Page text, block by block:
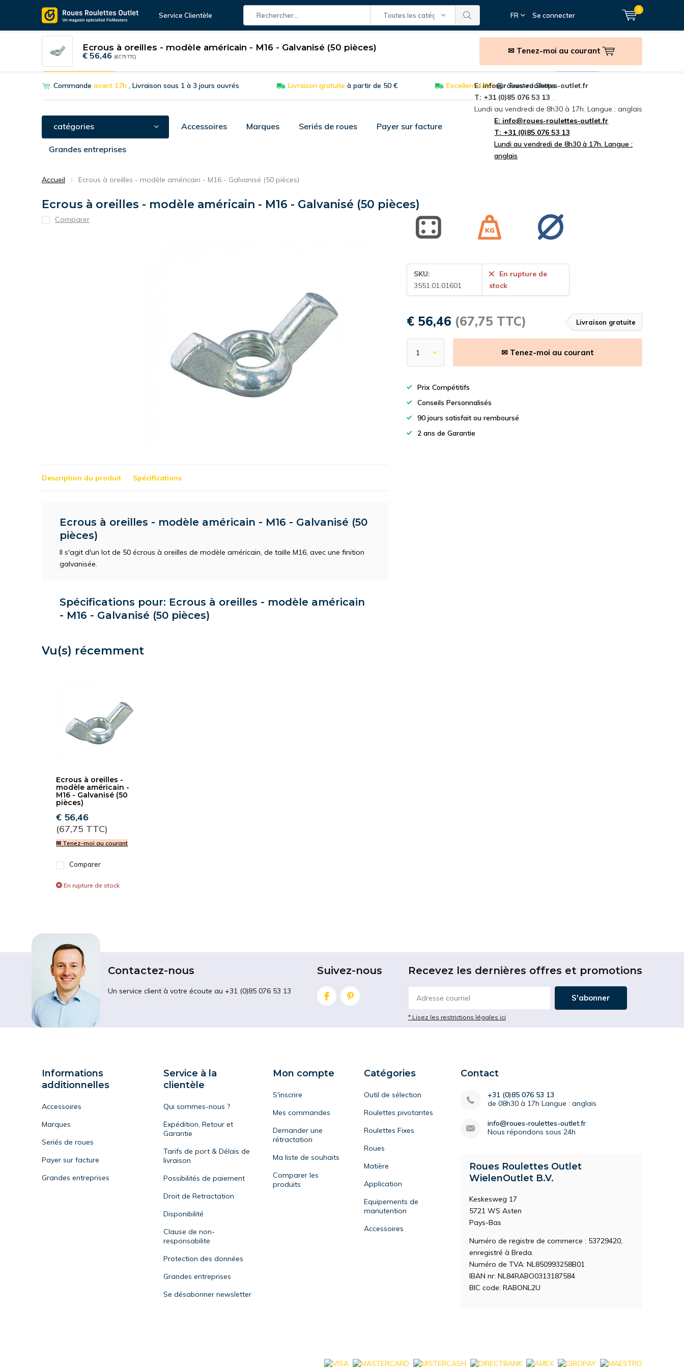
Service Clientèle Toutes les catégories FR Se connecter
0
Outil de sélection Roulettes pivotantes
Commande avant 17h , Livraison sous 1 à 3 jours ouvrés Livraison gratuite à partir de 50 € Excellent 4,8/5sur Trusted Shops
E:info@roues-roulettes-outlet.fr
T: +31 (0)85 076 53 13
Lundi au vendredi de 8h30 à 17h. Langue : anglais
catégories Accessoires Marques Seriés de roues Payer sur facture
Grandes entreprises
E: info@roues-roulettes-outlet.fr
T: +31 (0)85 076 53 13
Lundi au vendredi de 8h30 à 17h. Langue :
anglais
Accueil Ecrous à oreilles - modèle américain - M16 - Galvanisé (50 pièces)
Ecrous à oreilles - modèle américain - M16 - Galvanisé (50 pièces)
Comparer
SKU:
3551.01.01601
En rupture de
stock
€ 56,46 (67,75 TTC) Livraison gratuite
✉ Tenez-moi au courant
Prix Compétitifs
Conseils Personnalisés
90 jours satisfait ou remboursé
2 ans de Garantie
Description du produit Spécifications
Ecrous à oreilles - modèle américain - M16 - Galvanisé (50
pièces)
Il s'agit d'un lot de 50 écrous à oreilles de modèle américain, de taille M16, avec une finition
galvanisée.
Spécifications pour: Ecrous à oreilles - modèle américain
- M16 - Galvanisé (50 pièces)
Vu(s) récemment
Ecrous à oreilles -
modèle américain -
M16 - Galvanisé (50
pièces)
€ 56,46
(67,75 TTC)
✉ Tenez-moi au courant
Comparer
En rupture de stock
Ecrous à oreilles - modèle américain - M16 - Galvanisé (50 pièces)
€ 56,46 (67,75 TTC)
✉ Tenez-moi au courant
Contactez-nous
Un service client à votre écoute au +31 (0)85 076 53 13
Suivez-nous Recevez les dernières offres et promotions
S'abonner
* Lisez les restrictions légales ici
Informations
additionnelles
Accessoires
Marques
Seriés de roues
Payer sur facture
Grandes entreprises
Service à la
clientèle
Qui sommes-nous ?
Expédition, Retour et
Garantie
Tarifs de port & Délais de
livraison
Possibilités de paiement
Droit de Retractation
Disponibilité
Clause de non-
responsabilite
Protection des données
Grandes entreprises
Se désabonner newsletter
Mon compte
S'inscrire
Mes commandes
Demander une
rétractation
Ma liste de souhaits
Comparer les
produits
Catégories
Outil de sélection
Roulettes pivotantes
Roulettes Fixes
Roues
Matière
Application
Equipements de
manutention
Accessoires
Contact
+31 (0)85 076 53 13
de 08h30 à 17h Langue : anglais
info@roues-roulettes-outlet.fr
Nous répondons sous 24h
Roues Roulettes Outlet
WielenOutlet B.V.
Keskesweg 17
5721 WS Asten
Pays-Bas
Numéro de registre de commerce : 53729420,
enregistré à Breda.
Numéro de TVA: NL850993258B01
IBAN nr: NL84RABO0313187584
BIC code: RABONL2U